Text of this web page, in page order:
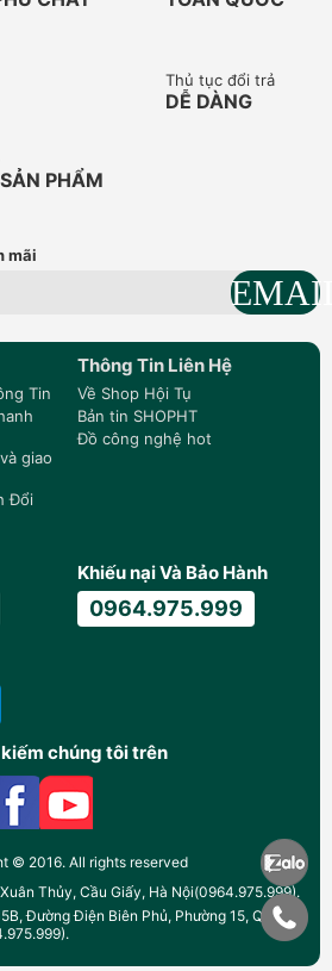
Thủ tục đổi trả
DỄ DÀNG
PHẨM
mãi
Tin
giao
Đổi
Thông Tin Liên Hệ
Về Shop Hội Tụ
Bản tin SHOPHT
Đồ công nghệ hot
Khiếu nại Và Bảo Hành
0964.975.999
chúng tôi trên
© 2016. All rights reserved
Thủy, Cầu Giấy, Hà Nội(0964.975.999).
Đường Điện Biên Phủ, Phường 15, Quận